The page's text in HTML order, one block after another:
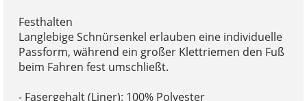
Festhalten
Langlebige Schnürsenkel erlauben eine individuelle
Passform, während ein großer Klettriemen den Fuß
beim Fahren fest umschließt.
- Fasergehalt (Liner): 100% Polyester